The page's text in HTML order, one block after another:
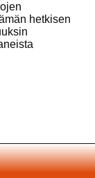
hetkisen